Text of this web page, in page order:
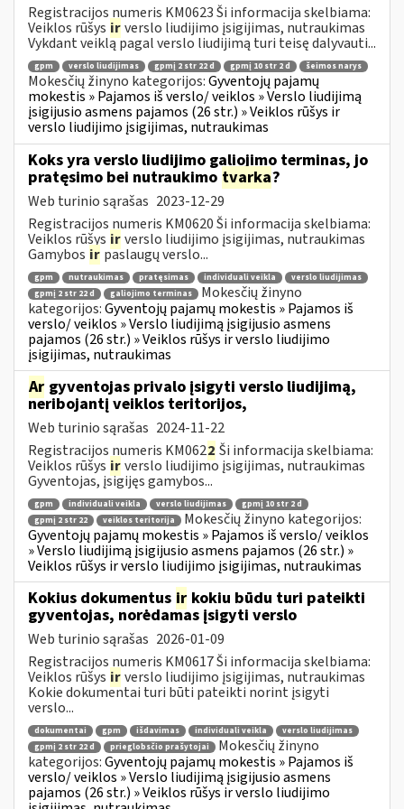
Registracijos numeris KM0623 Ši informacija skelbiama:
Veiklos rūšys irverslo liudijimo įsigijimas, nutraukimas
Vykdant veiklą pagal verslo liudijimą turi teisę dalyvauti...
gpm verslo liudijimas gpmį 2 str 22 d gpmį 10 str 2 d šeimos narys
Mokesčių žinyno kategorijos:Gyventojų pajamų
mokestis » Pajamos iš verslo/ veiklos » Verslo liudijimą
įsigijusio asmens pajamos (26 str.) » Veiklos rūšys ir
verslo liudijimo įsigijimas, nutraukimas
Koks yra verslo liudijimo galiojimo terminas, jo
pratęsimo bei nutraukimo tvarka?
Web turinio sąrašas 2023-12-29
Registracijos numeris KM0620 Ši informacija skelbiama:
Veiklos rūšys irverslo liudijimo įsigijimas, nutraukimas
Gamybos ir paslaugų verslo...
gpm nutraukimas pratęsimas individuali veikla
verslo liudijimas
gpmį 2 str 22 d
galiojimo terminas
Mokesčių žinyno
kategorijos:Gyventojų pajamų mokestis » Pajamos iš
verslo/ veiklos » Verslo liudijimą įsigijusio asmens
pajamos (26 str.) » Veiklos rūšys ir verslo liudijimo
įsigijimas, nutraukimas
Ar gyventojas privalo įsigyti verslo liudijimą,
neribojantį veiklos teritorijos,
Web turinio sąrašas 2024-11-22
Registracijos numeris KM0622 Ši informacija skelbiama:
Veiklos rūšys irverslo liudijimo įsigijimas, nutraukimas
Gyventojas, įsigijęs gamybos...
gpm individuali veikla verslo liudijimas
gpmį 10 str 2 d
gpmį 2 str 22
veiklos teritorija
Mokesčių žinyno kategorijos:
Gyventojų pajamų mokestis » Pajamos iš verslo/ veiklos
» Verslo liudijimą įsigijusio asmens pajamos (26 str.) »
Veiklos rūšys ir verslo liudijimo įsigijimas, nutraukimas
Kokius dokumentus ir kokiu būdu turi pateikti
gyventojas, norėdamas įsigyti verslo
Web turinio sąrašas 2026-01-09
Registracijos numeris KM0617 Ši informacija skelbiama:
Veiklos rūšys irverslo liudijimo įsigijimas, nutraukimas
Kokie dokumentai turi būti pateikti norint įsigyti
verslo...
dokumentai gpm išdavimas individuali veikla
verslo liudijimas
gpmį 2 str 22 d
prieglobsčio prašytojai
Mokesčių žinyno
kategorijos:Gyventojų pajamų mokestis » Pajamos iš
verslo/ veiklos » Verslo liudijimą įsigijusio asmens
pajamos (26 str.) » Veiklos rūšys ir verslo liudijimo